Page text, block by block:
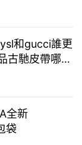
Schmid、德国
Dupont
和gucci誰更
古馳皮帶哪裡
全新
袋